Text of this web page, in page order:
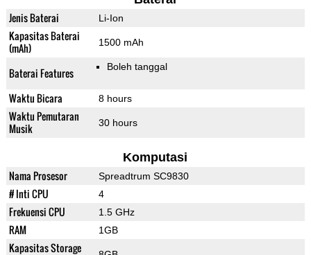
Jenis Baterai Li-Ion
Kapasitas Baterai
(mAh)
1500 mAh
Baterai Features Boleh tanggal
Waktu Bicara 8 hours
Waktu Pemutaran
Musik
30 hours
Komputasi
Nama Prosesor Spreadtrum SC9830
# Inti CPU 4
Frekuensi CPU 1.5 GHz
RAM 1GB
Kapasitas Storage